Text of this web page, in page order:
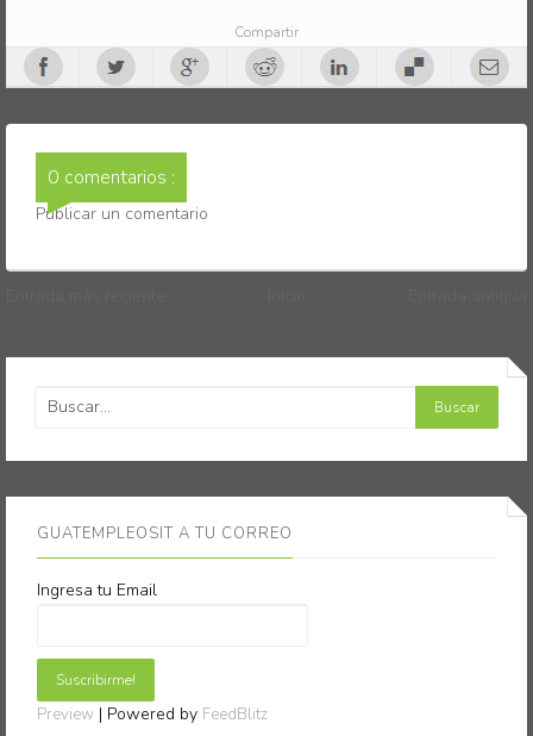
Compartir
0 comentarios :
Publicar un comentario
GUATEMPLEOSIT A TU CORREO
Ingresa tu Email
Preview | Powered by FeedBlitz